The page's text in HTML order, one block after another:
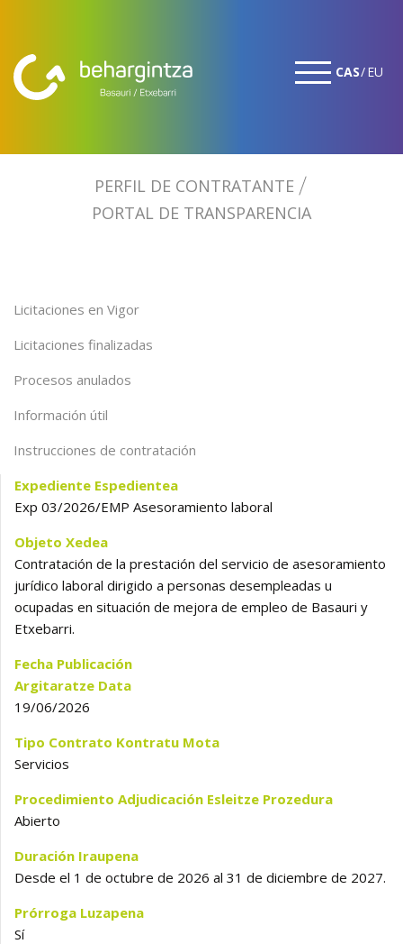
CAS EU
PERFIL DE CONTRATANTE
PORTAL DE TRANSPARENCIA
Licitaciones en Vigor
Licitaciones finalizadas
Procesos anulados
Información útil
Instrucciones de contratación
Expediente Espedientea
Exp 03/2026/EMP Asesoramiento laboral
Objeto Xedea
Contratación de la prestación del servicio de asesoramiento
jurídico laboral dirigido a personas desempleadas u
ocupadas en situación de mejora de empleo de Basauri y
Etxebarri.
Fecha Publicación
Argitaratze Data
19/06/2026
Tipo Contrato Kontratu Mota
Servicios
Procedimiento Adjudicación Esleitze Prozedura
Abierto
Duración Iraupena
Desde el 1 de octubre de 2026 al 31 de diciembre de 2027.
Prórroga Luzapena
Sí